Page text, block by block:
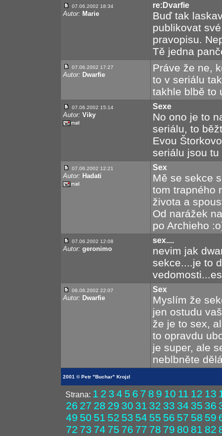
07.06.2002 18:34
Autor: Marie
re:Dvarfie
Buď tak
publikovat
pravopisu.
Tě jedna
07.06.2002 17:27
Autor: Dwarfie
Práve že ne,
to v seriálu
takhle blbě to
07.06.2002 15:14
Autor: Viky
Sexe
No ono je to
seriálu, to
Evou
seriálu jsou
07.06.2002 12:21
Autor: Hadati
Sex
Mě se sekce
tom trapného
života a
Od narážek
po Archieho
07.06.2002 12:08
Autor: geronimo
sex....
nevim jak
sekce....je to
06.06.2002 22:07
Autor: Dwarfie
Sex
Myslím že
jen ostudu
že je to sex,
to opravdu
je super, ale
neblbněte
2001 © Petr "Buchar" Krojzl
Strana: 1 2 3 4 5 6 7 8 9 10 11 12 13
26 27 28 29 30 31 32 33 34 35 36
49 50 51 52 53 54 55 56 57 58 59
72 73 74 75 76 77 78 79 80 81 82